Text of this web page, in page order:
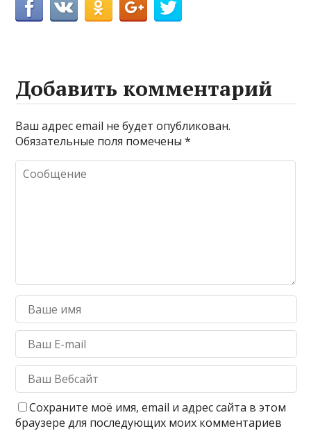
Добавить комментарий
Ваш адрес email не будет опубликован.
Обязательные поля помечены*
Сохраните моё имя, email и адрес сайта в этом
браузере для последующих моих комментариев